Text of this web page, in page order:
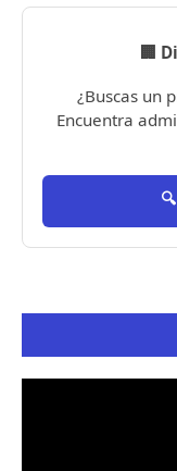
🏢
¿Buscas un
Encuentra